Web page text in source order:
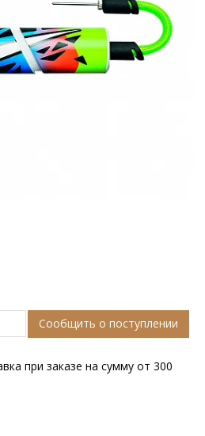
Сообщить о поступлении
при заказе на сумму от 300